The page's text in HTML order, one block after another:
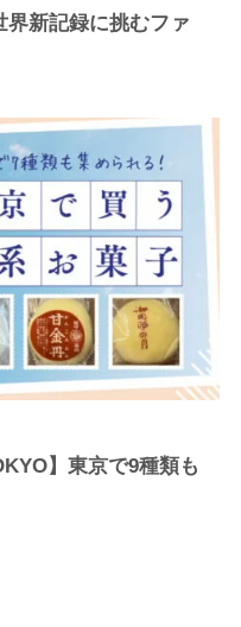
界新記録に挑むファ
】東京で9種類も